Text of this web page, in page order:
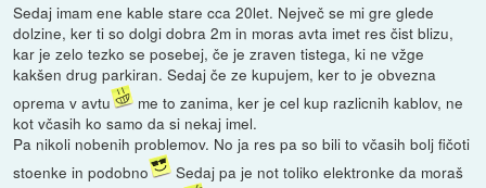
Sedaj imam ene kable stare cca 20let. Nejveč se mi gre glede
dolzine, ker ti so dolgi dobra 2m in moras avta imet res čist blizu,
kar je zelo tezko se posebej, če je zraven tistega, ki ne vžge
kakšen drug parkiran. Sedaj če ze kupujem, ker to je obvezna
oprema v avtu
me to zanima, ker je cel kup razlicnih kablov, ne
kot včasih ko samo da si nekaj imel.
Pa nikoli nobenih problemov. No ja res pa so bili to včasih bolj fičoti
stoenke in podobno
Sedaj pa je not toliko elektronke da moraš